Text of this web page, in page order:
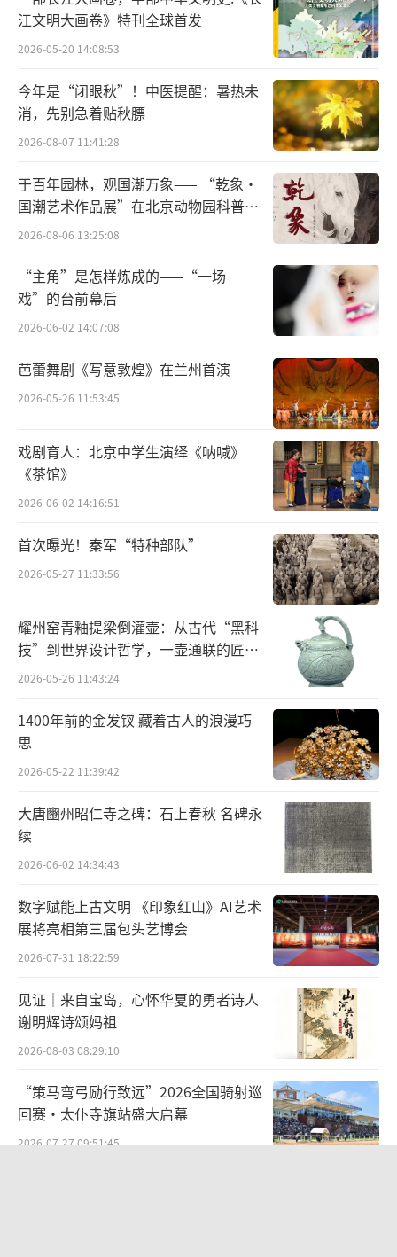
2月22日，在海东市平安区平安驿特色小镇
河湟戏苑内，游客在观看皮影戏演出。新华社
记者张龙摄（责任编辑：刘凌羽）
江文明大画卷》特刊全球首发
2026-05-20 14:08:53
今年是“闭眼秋”！中医提醒：暑热未
消，先别急着贴秋膘
2026-08-07 11:41:28
于百年园林，观国潮万象—— “乾象·
国潮艺术作品展”在北京动物园科普馆
机动展厅开展
2026-08-06 13:25:08
“主角”是怎样炼成的——“一场
戏”的台前幕后
2026-06-02 14:07:08
芭蕾舞剧《写意敦煌》在兰州首演
2026-05-26 11:53:45
戏剧育人：北京中学生演绎《呐喊》
《茶馆》
2026-06-02 14:16:51
首次曝光！秦军“特种部队”
2026-05-27 11:33:56
耀州窑青釉提梁倒灌壶：从古代“黑科
技”到世界设计哲学，一壶通联的匠心
宇宙
2026-05-26 11:43:24
1400年前的金发钗 藏着古人的浪漫巧
思
2026-05-22 11:39:42
大唐豳州昭仁寺之碑：石上春秋 名碑永
续
2026-06-02 14:34:43
数字赋能上古文明 《印象红山》AI艺术
展将亮相第三届包头艺博会
2026-07-31 18:22:59
见证｜来自宝岛，心怀华夏的勇者诗人
谢明辉诗颂妈祖
2026-08-03 08:29:10
“策马弯弓励行致远”2026全国骑射巡
回赛·太仆寺旗站盛大启幕
2026-07-27 09:51:45